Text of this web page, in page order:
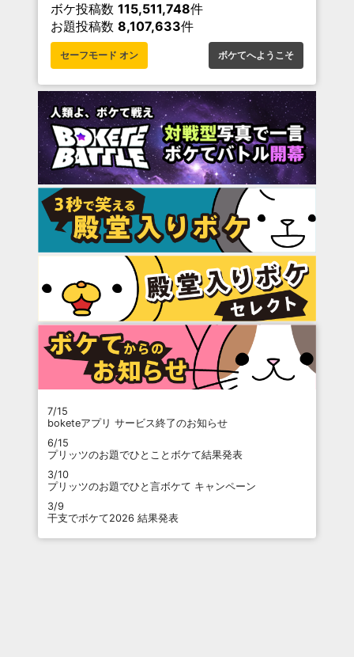
ボケ投稿数 115,511,748件
お題投稿数 8,107,633件
セーフモード オン ボケてへようこそ
7/15
boketeアプリ サービス終了のお知らせ
6/15
プリッツのお題でひとことボケて結果発表
3/10
プリッツのお題でひと言ボケて キャンペーン
3/9
干支でボケて2026 結果発表